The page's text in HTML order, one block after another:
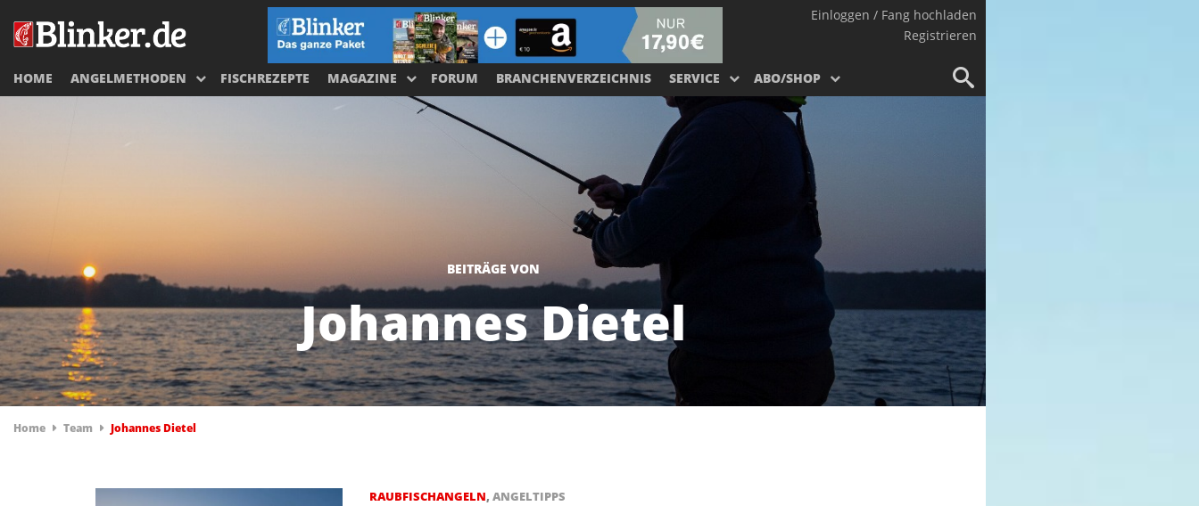
Einloggen / Fang hochladen
Registrieren
HOME ANGELMETHODEN FISCHREZEPTE MAGAZINE FORUM BRANCHENVERZEICHNIS SERVICE ABO/SHOP
BEITRÄGE VON
Johannes Dietel
Home Team Johannes Dietel
RAUBFISCHANGELN,ANGELTIPPS